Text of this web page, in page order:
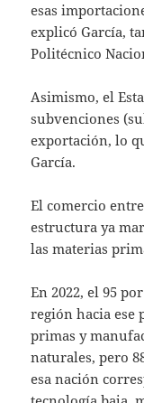
esas
explicó García,
Politécnico
Asimismo, el
subvenciones
exportación, lo
García.
El comercio
estructura ya
las materias
En 2022, el 95
región hacia ese
primas y
naturales, pero
esa nación